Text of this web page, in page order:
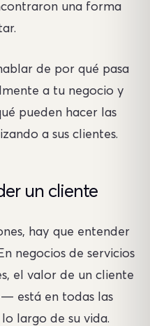
una forma
de por qué pasa
a tu negocio y
pueden hacer las
a sus clientes.
un cliente
hay que entender
negocios de servicios
el valor de un cliente
está en todas las
largo de su vida.